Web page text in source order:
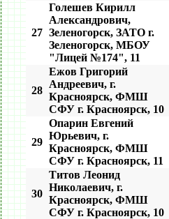
27
Голешев Кирилл
Александрович,
Зеленогорск, ЗАТО г.
Зеленогорск, МБОУ
"Лицей №174", 11
28
Ежов Григорий
Андреевич, г.
Красноярск, ФМШ
СФУ г. Красноярск, 10
29
Опарин Евгений
Юрьевич, г.
Красноярск, ФМШ
СФУ г. Красноярск, 11
30
Титов Леонид
Николаевич, г.
Красноярск, ФМШ
СФУ г. Красноярск, 10